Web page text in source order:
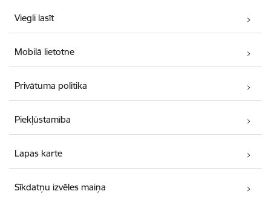
Viegli lasīt
Mobilā lietotne
Privātuma politika
Piekļūstamība
Lapas karte
Sīkdatņu izvēles maiņa